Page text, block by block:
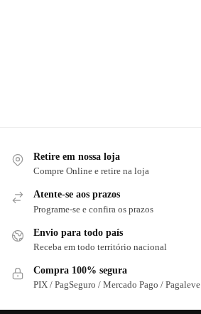
Retire em nossa loja
Compre Online e retire na loja
Atente-se aos prazos
Programe-se e confira os prazos
Envio para todo país
Receba em todo território nacional
Compra 100% segura
PIX / PagSeguro / Mercado Pago / Pagaleve